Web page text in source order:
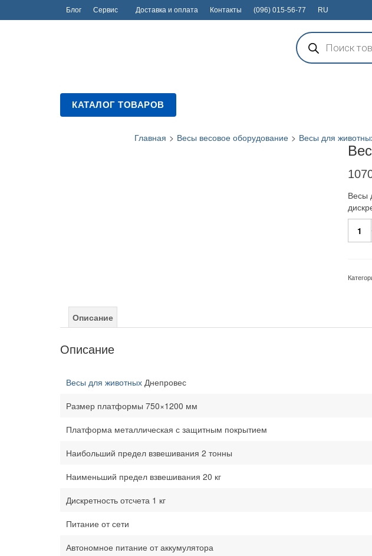
Блог Сервис Доставка и оплата Контакты (096) 015-56-77 RU
Поиск
товаров
КАТАЛОГ ТОВАРОВ
Главная > Весы весовое оборудование > Весы для
Весы
Описание
Описание
Весы для животных Днепровес
Размер платформы 750×1200 мм
Платформа металлическая с защитным покрытием
Наибольший предел взвешивания 2 тонны
Наименьший предел взвешивания 20 кг
Дискретность отсчета 1 кг
Питание от сети
Автономное питание от аккумулятора